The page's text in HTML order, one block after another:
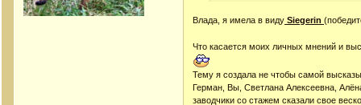
Влада, я имела в виду Siegerin
Что касается моих личных мнений и
Тему я создала не чтобы самой
Герман, Вы, Светлана Алексеевна,
заводчики со стажем сказали свое